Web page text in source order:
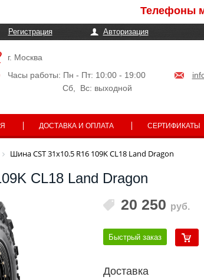
Телефоны
Регистрация Авторизация
г. Москва
Часы работы: Пн - Пт: 10:00 - 19:00
Сб, Вс: выходной
ДОСТАВКА И ОПЛАТА СЕРТИФИКАТЫ
Шина CST 31x10.5 R16 109K CL18 Land Dragon
CL18 Land Dragon
20 250 руб.
Быстрый заказ
Доставка